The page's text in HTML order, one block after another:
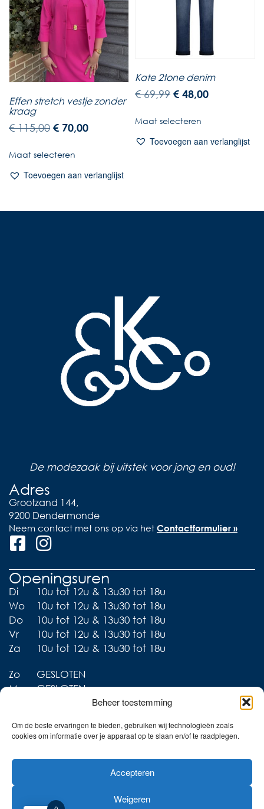
Beheer toestemming
Om de beste ervaringen te bieden, gebruiken wij technologieën zoals
cookies om informatie over je apparaat op te slaan en/of te raadplegen.
Accepteren
Weigeren
Effen stretch vestje zonder
kraag
€115,00 € 70,00
Maat selecteren
Toevoegen aan verlanglijst
Kate 2tone denim
€69,99 € 48,00
Maat selecteren
Toevoegen aan verlanglijst
De modezaak bij uitstek voor jong en oud!
Adres
Grootzand 144,
9200 Dendermonde
Neem contact met ons op via het Contactformulier »
Openingsuren
Di
10u tot 12u & 13u30 tot 18u
Wo
10u tot 12u & 13u30 tot 18u
Do
10u tot 12u & 13u30 tot 18u
Vr
10u tot 12u & 13u30 tot 18u
Za
10u tot 12u & 13u30 tot 18u
Zo
GESLOTEN
Ma
GESLOTEN
Liever thuis shoppen?
Ontdek onze collecties in
de webshop!
Naar de online shop!